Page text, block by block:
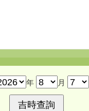
年 月